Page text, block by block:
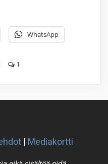
WhatsApp
1
| Mediakortti